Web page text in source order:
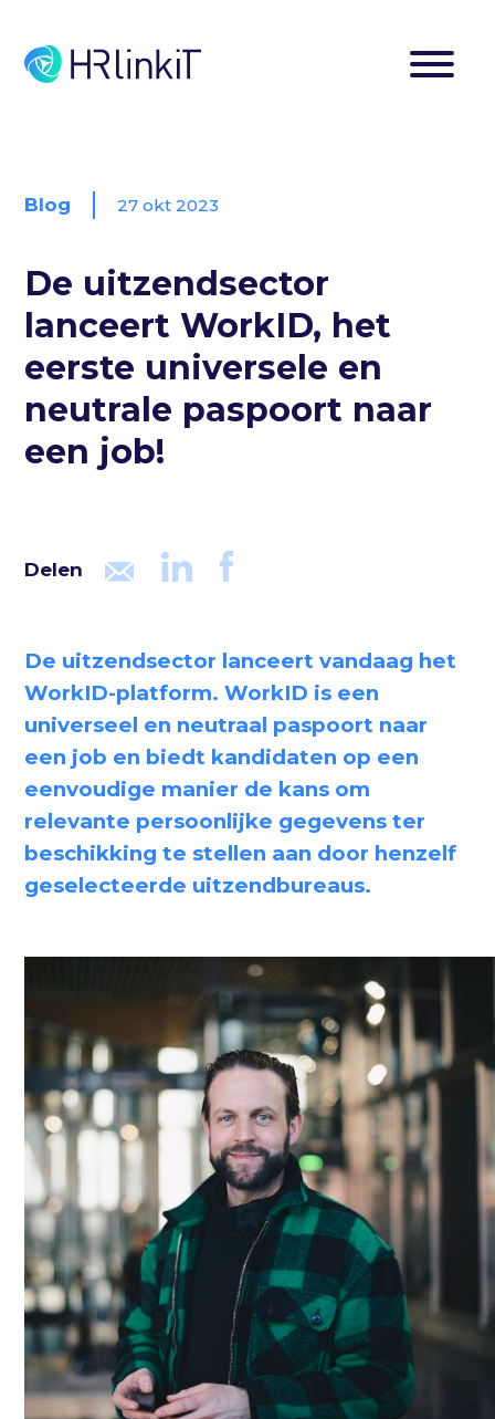
Blog 27 okt 2023
De uitzendsector
lanceert WorkID, het
eerste universele en
neutrale paspoort naar
een job!
Delen
De uitzendsector lanceert vandaag het
WorkID-platform. WorkID is een
universeel en neutraal paspoort naar
een job en biedt kandidaten op een
eenvoudige manier de kans om
relevante persoonlijke gegevens ter
beschikking te stellen aan door henzelf
geselecteerde uitzendbureaus.